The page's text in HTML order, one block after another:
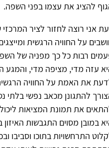
להציג את עצמו בפני השפה.
אני רוצה לחזור לציר
על החוויה הרגשית
רבות כל כך מפניה של
עזה מדי, מציפה מדי, והמגע
את האמת על החוויה
להתגונן מכאב נפשי
את תמונת המציאות
במובן מסוים התגבשות
התרחשויות בתוכו וסביבו